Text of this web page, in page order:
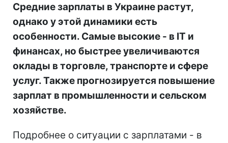
Средние зарплаты в Украине растут,
однако у этой динамики есть
особенности. Самые высокие - в ІТ и
финансах, но быстрее увеличиваются
оклады в торговле, транспорте и сфере
услуг. Также прогнозируется повышение
зарплат в промышленности и сельском
хозяйстве.
Подробнее о ситуации с зарплатами - в